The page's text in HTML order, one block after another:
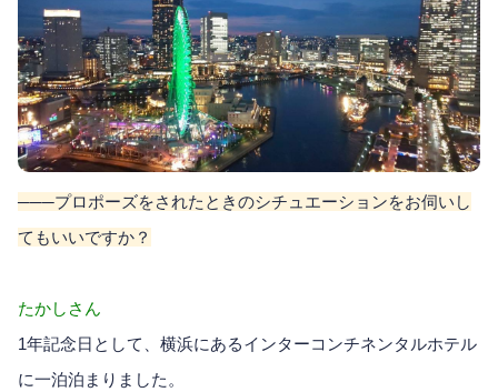
───プロポーズをされたときのシチュエーションをお伺いし
てもいいですか？
たかしさん
1年記念日として、横浜にあるインターコンチネンタルホテル
に一泊泊まりました。